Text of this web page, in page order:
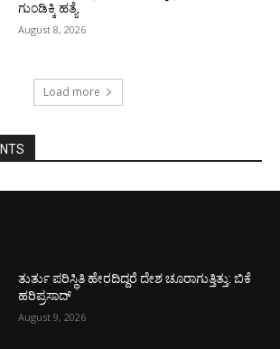
ಗುಂಡಿಕ್ಕಿ ಹತ್ಯೆ
August 8, 2026
Load more
ತುರ್ತು ಪರಿಸ್ಥಿತಿ ಹೇರದಿದ್ದರೆ ದೇಶ ಚೂರಾಗುತ್ತಿತ್ತು: ಬಿಕೆ
ಹರಿಪ್ರಸಾದ್
August 9, 2026